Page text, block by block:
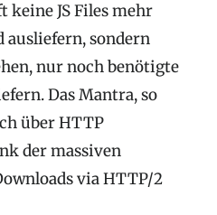
keine JS Files mehr
ausliefern, sondern
nur noch benötigte
Das Mantra, so
über HTTP
der massiven
via HTTP/2